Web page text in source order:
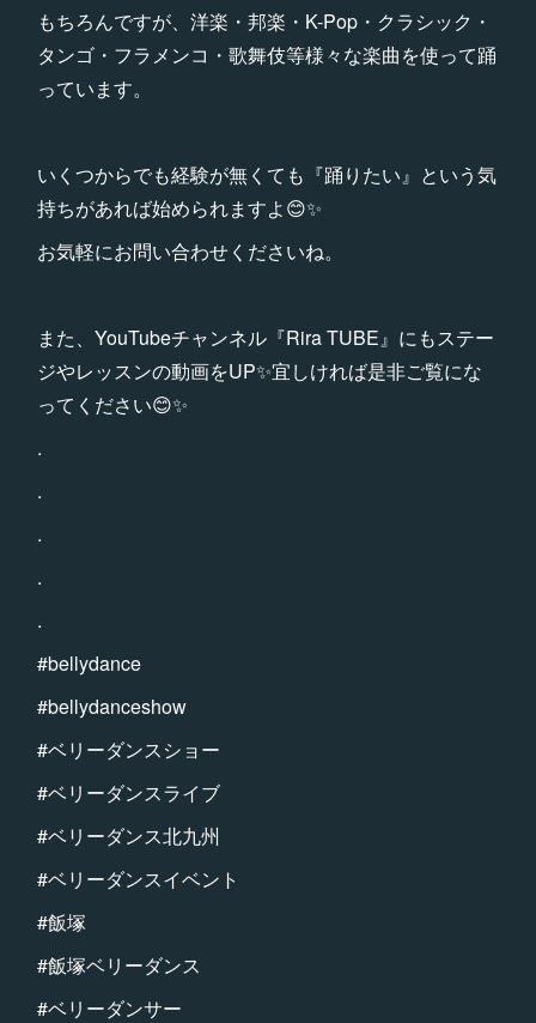
もちろんですが、洋楽・邦楽・K-Pop・クラシック・
タンゴ・フラメンコ・歌舞伎等様々な楽曲を使って踊
っています。
いくつからでも経験が無くても『踊りたい』という気
持ちがあれば始められますよ😊✨
お気軽にお問い合わせくださいね。
また、YouTubeチャンネル『Rira TUBE』にもステー
ジやレッスンの動画をUP✨宜しければ是非ご覧にな
ってください😊✨
.
.
.
.
.
#bellydance
#bellydanceshow
#ベリーダンスショー
#ベリーダンスライブ
#ベリーダンス北九州
#ベリーダンスイベント
#飯塚
#飯塚ベリーダンス
#ベリーダンサー